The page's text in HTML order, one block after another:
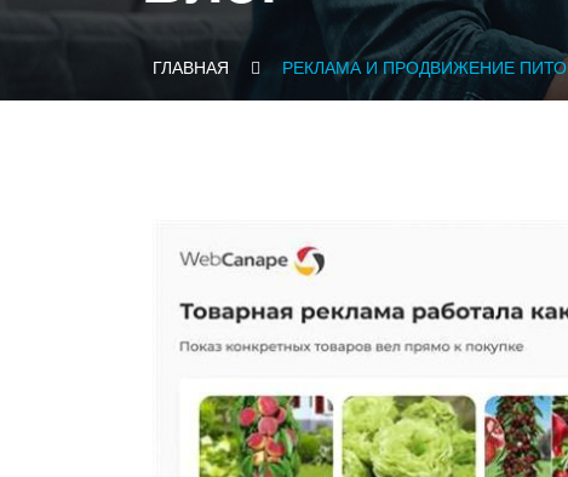
ГЛАВНАЯ РЕКЛАМА И ПРОДВИЖЕНИЕ